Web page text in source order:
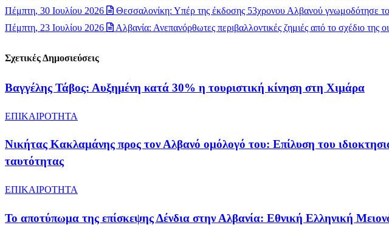
Πέμπτη, 30 Ιουλίου 2026
Θεσσαλονίκη: Υπέρ της έκδοσης 53χρονου Αλβανού γνωμοδότησε
Πέμπτη, 23 Ιουλίου 2026
Αλβανία: Ανεπανόρθωτες περιβαλλοντικές ζημιές από το σχέδιο της
Σχετικές Δημοσιεύσεις
Βαγγέλης Τάβος: Αυξημένη κατά 30% η τουριστική κίνηση στη Χιμάρα
ΕΠΙΚΑΙΡΟΤΗΤΑ
Νικήτας Κακλαμάνης προς τον Αλβανό ομόλογό του: Επίλυση του
ταυτότητας
ΕΠΙΚΑΙΡΟΤΗΤΑ
Το αποτύπωμα της επίσκεψης Δένδια στην Αλβανία: Εθνική Ελληνική